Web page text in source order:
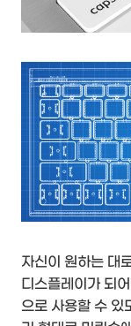
자신이 원하는 대
디스플레이가 되
으로 사용할 수 있